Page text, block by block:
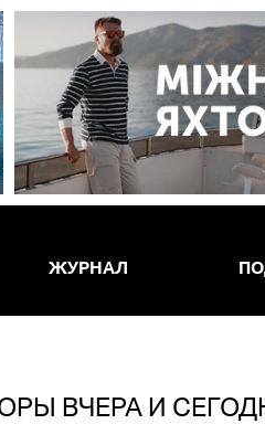
ЖУРНАЛ
ВЧЕРА И